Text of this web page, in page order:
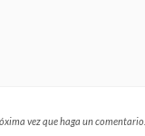
vez que haga un comentario.